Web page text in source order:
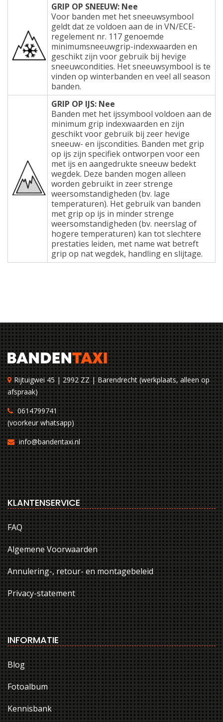
GRIP OP SNEEUW: Nee
Voor banden met het sneeuwsymbool
geldt dat ze voldoen aan de in VN/ECE-
regelement nr. 117 genoemde
minimumsneeuwgrip-indexwaarden en
geschikt zijn voor gebruik bij hevige
sneeuwcondities. Het sneeuwsymbool is te
vinden op winterbanden en veel all season
banden.
GRIP OP IJS: Nee
Banden met het ijssymbool voldoen aan de
minimum grip indexwaarden en zijn
geschikt voor gebruik bij zeer hevige
sneeuw- en ijscondities. Banden met grip
op ijs zijn specifiek ontworpen voor een
met ijs en aangedrukte sneeuw bedekt
wegdek. Deze banden mogen alleen
worden gebruikt in zeer strenge
weersomstandigheden (bv. lage
temperaturen). Het gebruik van banden
met grip op ijs in minder strenge
weersomstandigheden (bv. neerslag of
hogere temperaturen) kan tot slechtere
prestaties leiden, met name wat betreft
grip op nat wegdek, handling en slijtage.
Rijtuigwei 45 | 2992 ZZ | Barendrecht (werkplaats, alleen op
afspraak)
0614799741
(voorkeur whatsapp)
info@bandentaxi.nl
KLANTENSERVICE
FAQ
Algemene Voorwaarden
Annulering-, retour- en montagebeleid
Privacy-statement
INFORMATIE
Blog
Fotoalbum
Kennisbank